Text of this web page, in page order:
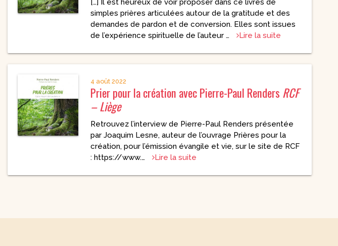
CD Croissance
CD Couples, familles,
évangélisation
CD Judaïsme
DVD Documentaires
/ Enseignements
simples prières articulées autour de la gratitude et des
demandes de pardon et de conversion. Elles sont issues
de l’expérience spirituelle de l’auteur …
Lire la suite
4 août 2022
Prier pour la création avec Pierre-Paul Renders RCF
– Liège
Retrouvez l’interview de Pierre-Paul Renders présentée
par Joaquim Lesne, auteur de l’ouvrage Prières pour la
création, pour l’émission évangile et vie, sur le site de RCF
: https://www.…
Lire la suite